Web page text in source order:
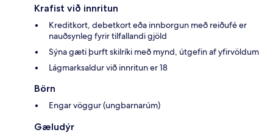
Krafist við innritun
Kreditkort, debetkort eða innborgun með reiðufé er
nauðsynleg fyrir tilfallandi gjöld
Sýna gæti þurft skilríki með mynd, útgefin af yfirvöldum
Lágmarksaldur við innritun er 18
Börn
Engar vöggur (ungbarnarúm)
Gæludýr